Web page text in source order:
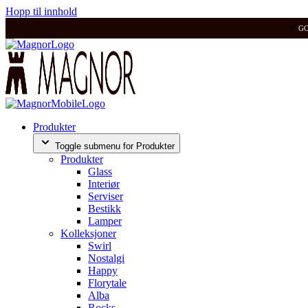
Hopp til innhold
Produkter
Toggle submenu for Produkter
Produkter
Glass
Interiør
Serviser
Bestikk
Lamper
Kolleksjoner
Swirl
Nostalgi
Happy
Florytale
Alba